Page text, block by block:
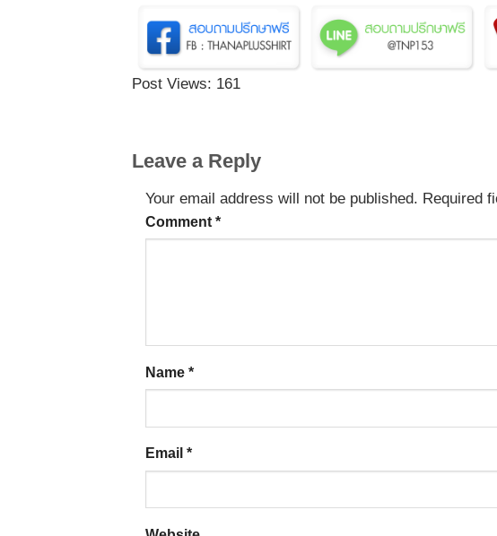
Post Views: 161
Leave a Reply
Your email address will not be published. Required
Comment *
Name *
Email *